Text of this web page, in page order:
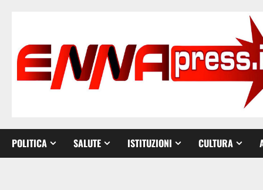
POLITICA SALUTE ISTITUZIONI CULTURA